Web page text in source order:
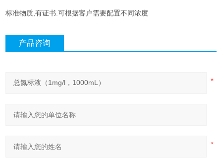
标准物质,有证书.可根据客户需要配置不同浓度
产品咨询